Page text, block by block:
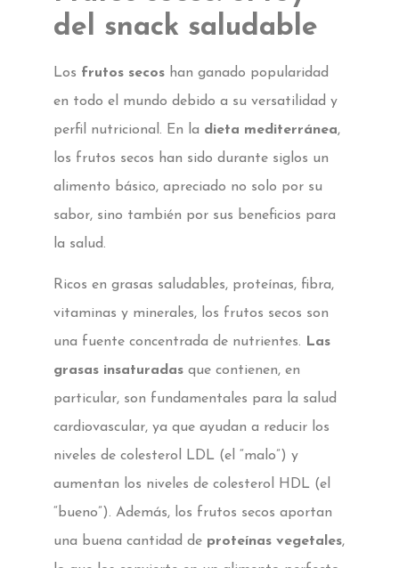
del snack saludable
Los frutos secos han ganado popularidad
en todo el mundo debido a su versatilidad y
perfil nutricional. En la dieta mediterránea,
los frutos secos han sido durante siglos un
alimento básico, apreciado no solo por su
sabor, sino también por sus beneficios para
la salud.
Ricos en grasas saludables, proteínas, fibra,
vitaminas y minerales, los frutos secos son
una fuente concentrada de nutrientes.
Las
grasas insaturadas que contienen, en
particular, son fundamentales para la salud
cardiovascular, ya que ayudan a reducir los
niveles de colesterol LDL (el “malo”) y
aumentan los niveles de colesterol HDL (el
“bueno”). Además, los frutos secos aportan
una buena cantidad de proteínas vegetales,